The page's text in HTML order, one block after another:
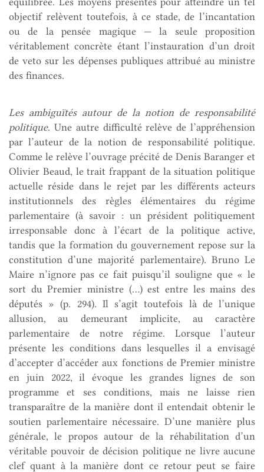
objectif relèvent toutefois, à ce stade, de l’incantation
ou de la pensée magique — la seule proposition
véritablement concrète étant l’instauration d’un droit
de veto sur les dépenses publiques attribué au ministre
des finances.
Les ambiguïtés autour de la notion de responsabilité
politique. Une autre difficulté relève de l’appréhension
par l’auteur de la notion de responsabilité politique.
Comme le relève l’ouvrage précité de Denis Baranger et
Olivier Beaud, le trait frappant de la situation politique
actuelle réside dans le rejet par les différents acteurs
institutionnels des règles élémentaires du régime
parlementaire (à savoir : un président politiquement
irresponsable donc à l’écart de la politique active,
tandis que la formation du gouvernement repose sur la
constitution d’une majorité parlementaire). Bruno Le
Maire n’ignore pas ce fait puisqu’il souligne que « le
sort du Premier ministre (…) est entre les mains des
députés » (p. 294). Il s’agit toutefois là de l’unique
allusion, au demeurant implicite, au caractère
parlementaire de notre régime. Lorsque l’auteur
présente les conditions dans lesquelles il a envisagé
d’accepter d’accéder aux fonctions de Premier ministre
en juin 2022, il évoque les grandes lignes de son
programme et ses conditions, mais ne laisse rien
transparaître de la manière dont il entendait obtenir le
soutien parlementaire nécessaire. D’une manière plus
générale, le propos autour de la réhabilitation d’un
véritable pouvoir de décision politique ne livre aucune
clef quant à la manière dont ce retour peut se faire